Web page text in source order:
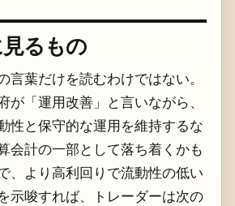
るもの
言葉だけを読むわけではない。
が「運用改善」と言いながら、
性と保守的な運用を維持するな
会計の一部として落ち着くかも
、より高利回りで流動性の低い
示唆すれば、トレーダーは次の